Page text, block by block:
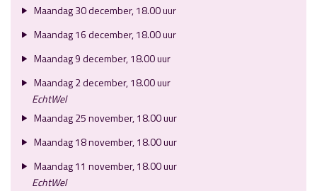
Maandag 30 december, 18.00 uur
Maandag 16 december, 18.00 uur
Maandag 9 december, 18.00 uur
Maandag 2 december, 18.00 uur
EchtWel
Maandag 25 november, 18.00 uur
Maandag 18 november, 18.00 uur
Maandag 11 november, 18.00 uur
EchtWel